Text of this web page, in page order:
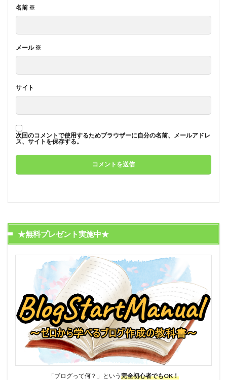
名前 ※
メール※
サイト
次回のコメントで使用するためブラウザーに自分の名前、メールアドレ
ス、サイトを保存する。
★無料プレゼント実施中★
「ブログって何？」という 完全初心者でもOK！